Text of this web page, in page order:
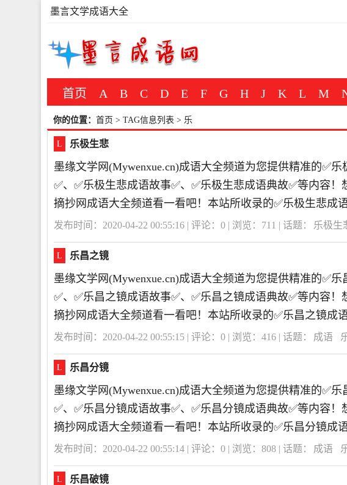
墨言文学成语大全
首页 A B C D E F G H J K L M
你的位置： 首页 > TAG信息列表 > 乐
L 乐极生悲
墨缘文学网(Mywenxue.cn)成语大全频道为您提供精准的✅
✅、✅乐极生悲成语故事✅、✅乐极生悲成语典故✅等内容
摘抄网成语大全频道看一看吧！本站所收录的✅乐极生悲成
发布时间：2020-04-22 00:55:16 | 评论： 0 | 浏览： 711 | 话题： 乐极生
L 乐昌之镜
墨缘文学网(Mywenxue.cn)成语大全频道为您提供精准的✅
✅、✅乐昌之镜成语故事✅、✅乐昌之镜成语典故✅等内容
摘抄网成语大全频道看一看吧！本站所收录的✅乐昌之镜成
发布时间：2020-04-22 00:55:15 | 评论： 0 | 浏览： 416 | 话题： 成语
L 乐昌分镜
墨缘文学网(Mywenxue.cn)成语大全频道为您提供精准的✅
✅、✅乐昌分镜成语故事✅、✅乐昌分镜成语典故✅等内容
摘抄网成语大全频道看一看吧！本站所收录的✅乐昌分镜成
发布时间：2020-04-22 00:55:14 | 评论： 0 | 浏览： 808 | 话题： 成语
L 乐昌破镜